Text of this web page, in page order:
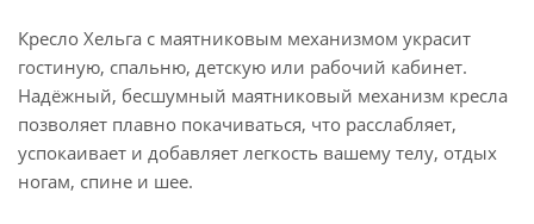
Кресло Хельга с маятниковым механизмом украсит
гостиную, спальню, детскую или рабочий кабинет.
Надёжный, бесшумный маятниковый механизм кресла
позволяет плавно покачиваться, что расслабляет,
успокаивает и добавляет легкость вашему телу, отдых
ногам, спине и шее.